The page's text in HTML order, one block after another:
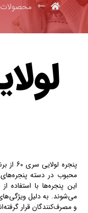
محصولات
این پنجره‌ها با استفاده
می‌شوند. به دلیل
و مصرف‌کنندگان قرار